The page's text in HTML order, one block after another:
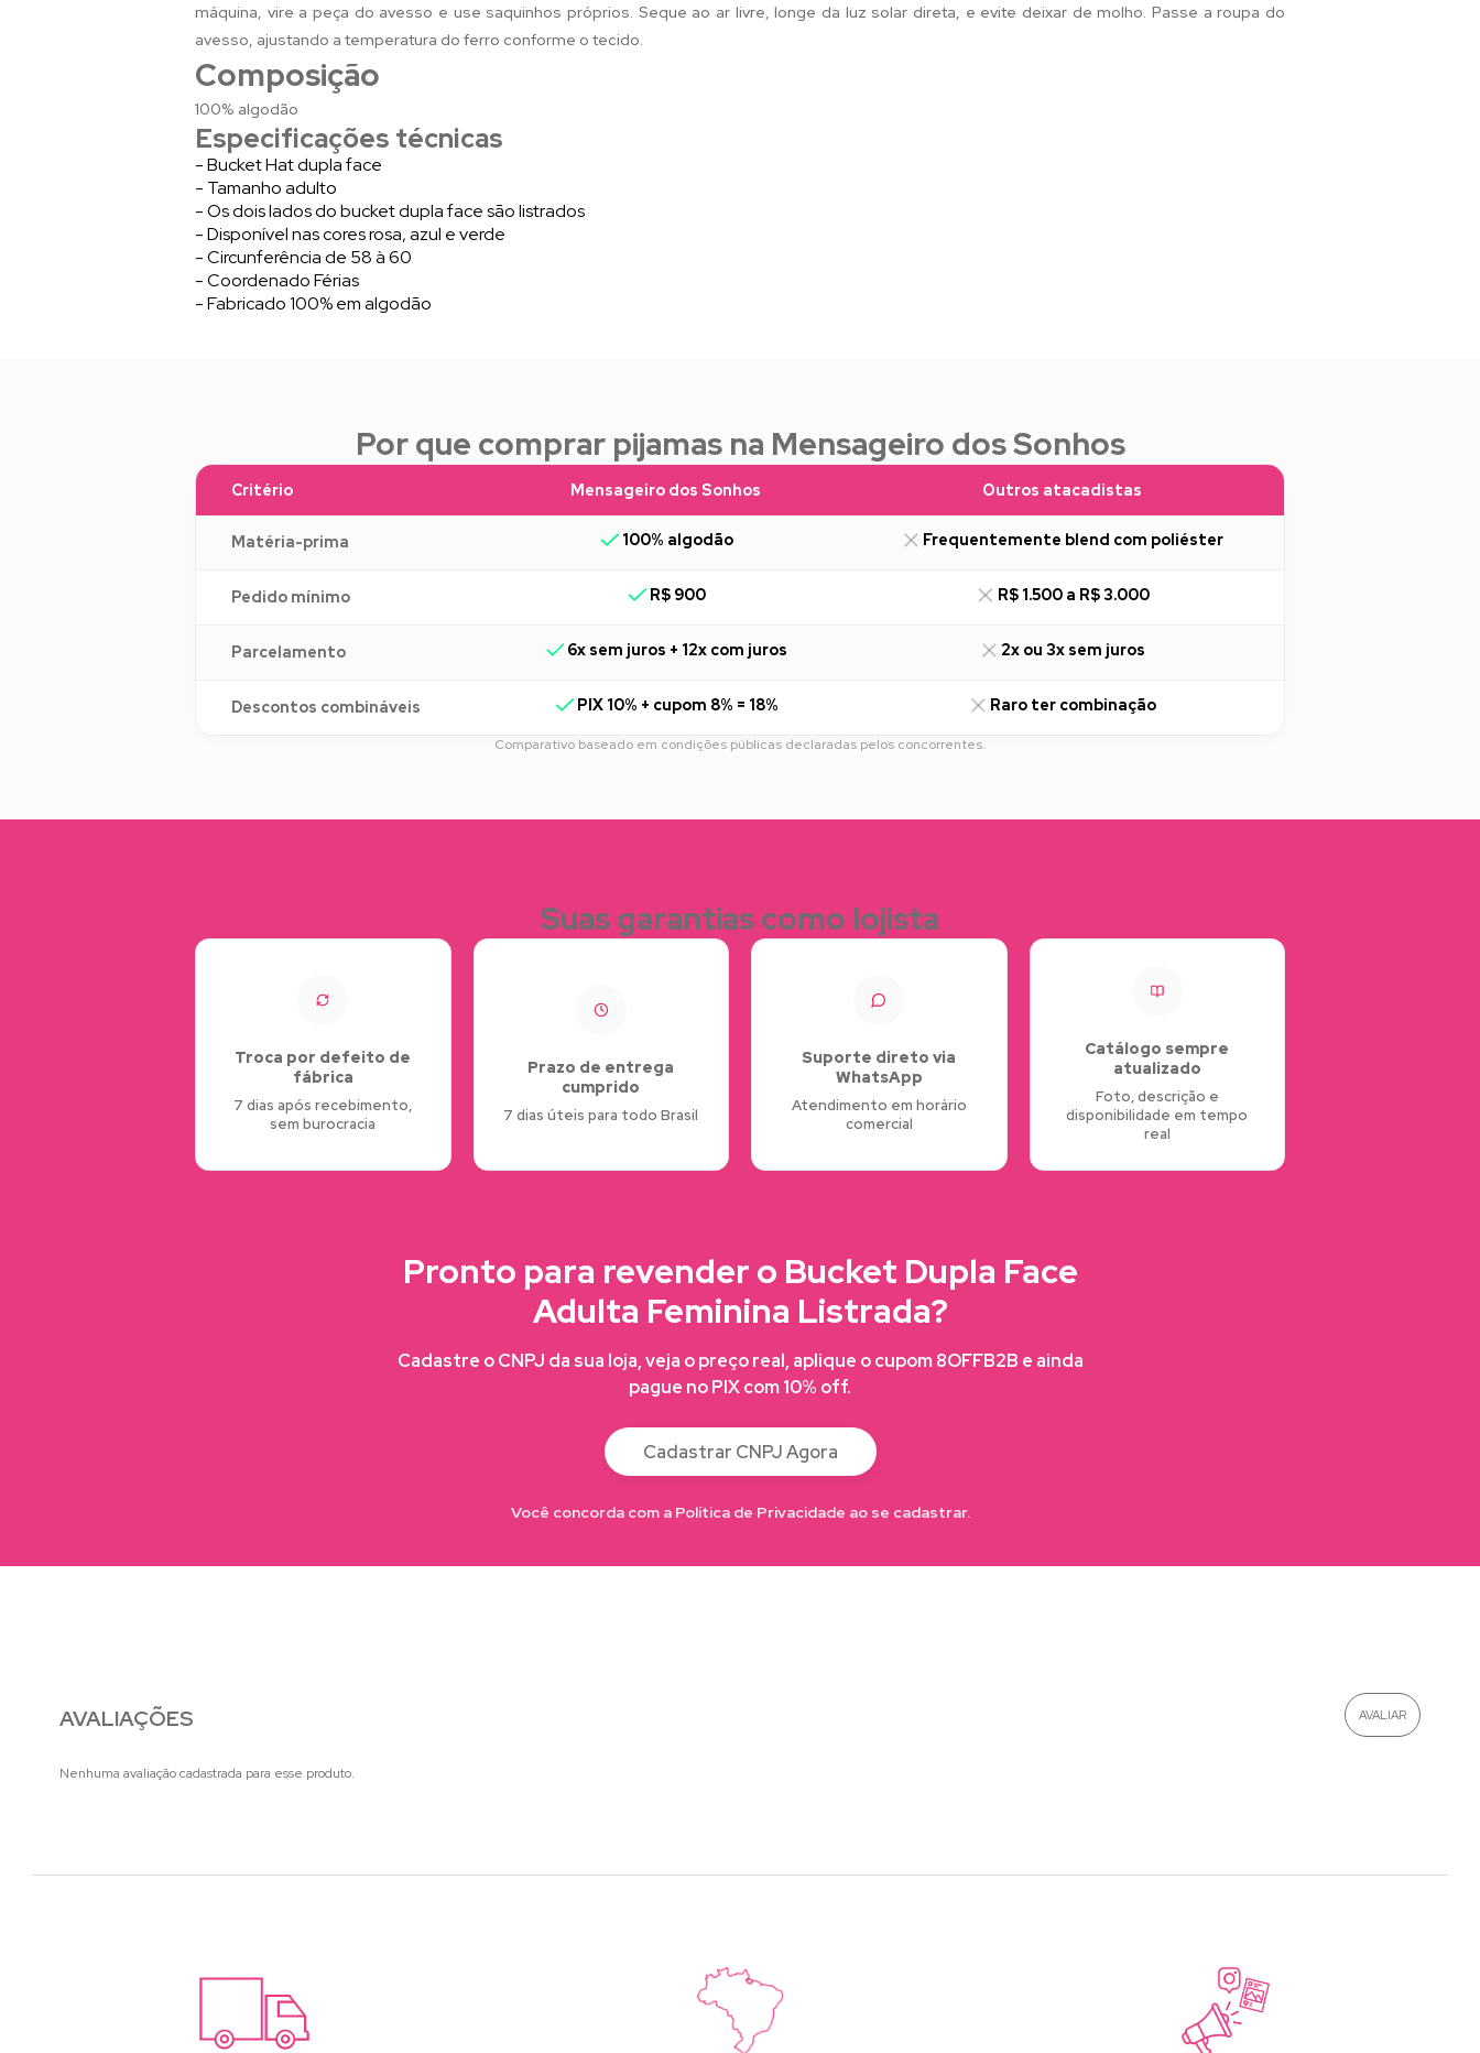
máquina, vire a peça do avesso e use saquinhos próprios. Seque ao ar livre, longe da luz solar direta, e evite deixar de molho. Passe a roupa do
avesso, ajustando a temperatura do ferro conforme o tecido.
Composição
100% algodão
Especificações técnicas
- Bucket Hat dupla face
- Tamanho adulto
- Os dois lados do bucket dupla face são listrados
- Disponível nas cores rosa, azul e verde
- Circunferência de 58 à 60
- Coordenado Férias
- Fabricado 100% em algodão
Por que comprar pijamas na Mensageiro dos Sonhos
Critério Mensageiro dos Sonhos Outros atacadistas
Matéria-prima 100% algodão Frequentemente blend com poliéster
Pedido mínimo R$ 900 R$ 1.500 a R$ 3.000
Parcelamento 6x sem juros + 12x com juros 2x ou 3x sem juros
Descontos combináveis PIX 10% + cupom 8% = 18% Raro ter combinação
Comparativo baseado em condições públicas declaradas pelos concorrentes.
Suas garantias como lojista
Troca por defeito de
fábrica
7 dias após recebimento,
sem burocracia
Prazo de entrega
cumprido
7 dias úteis para todo Brasil
Suporte direto via
WhatsApp
Atendimento em horário
comercial
Catálogo sempre
atualizado
Foto, descrição e
disponibilidade em tempo
real
Pronto para revender o Bucket Dupla Face
Adulta Feminina Listrada?
Cadastre o CNPJ da sua loja, veja o preço real, aplique o cupom 8OFFB2B e ainda
pague no PIX com 10% off.
Cadastrar CNPJ Agora
Você concorda com a Política de Privacidade ao se cadastrar.
AVALIAÇÕES
Nenhuma avaliação cadastrada para esse produto.